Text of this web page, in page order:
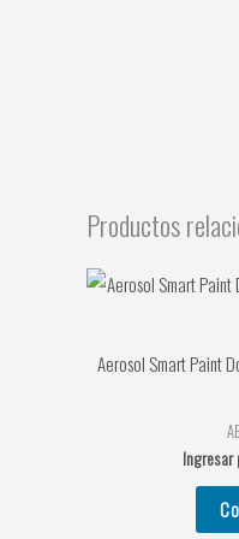
Productos
Aerosol Smart Paint
Ingresar